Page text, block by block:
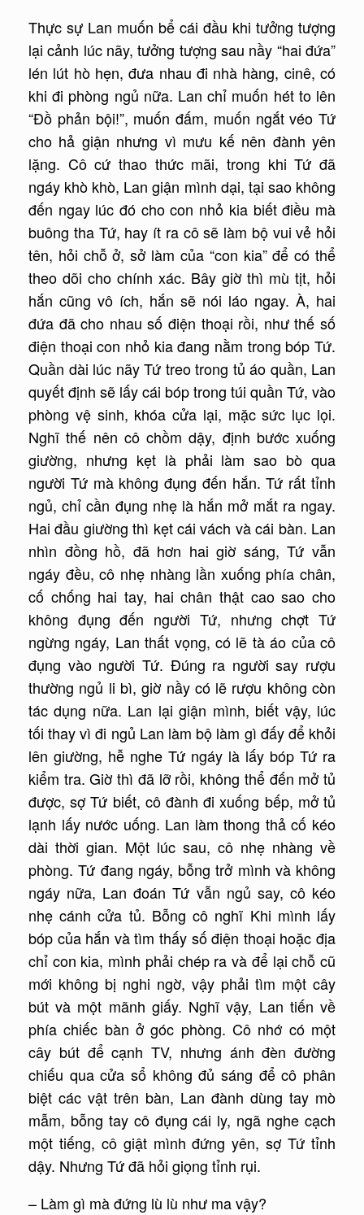
Thực sự Lan muốn bể cái đầu khi tưởng tượng
lại cảnh lúc nãy, tưởng tượng sau nầy “hai đứa”
lén lút hò hẹn, đưa nhau đi nhà hàng, cinê, có
khi đi phòng ngủ nữa. Lan chỉ muốn hét to lên
“Đồ phản bội!”, muốn đấm, muốn ngắt véo Tứ
cho hả giận nhưng vì mưu kế nên đành yên
lặng. Cô cứ thao thức mãi, trong khi Tứ đã
ngáy khò khò, Lan giận mình dại, tại sao không
đến ngay lúc đó cho con nhỏ kia biết điều mà
buông tha Tứ, hay ít ra cô sẽ làm bộ vui vẻ hỏi
tên, hỏi chỗ ở, sở làm của “con kia” để có thể
theo dõi cho chính xác. Bây giờ thì mù tịt, hỏi
hắn cũng vô ích, hắn sẽ nói láo ngay. À, hai
đứa đã cho nhau số điện thoại rồi, như thế số
điện thoại con nhỏ kia đang nằm trong bóp Tứ.
Quần dài lúc nãy Tứ treo trong tủ áo quần, Lan
quyết định sẽ lấy cái bóp trong túi quần Tứ, vào
phòng vệ sinh, khóa cửa lại, mặc sức lục lọi.
Nghĩ thế nên cô chồm dậy, định bước xuống
giường, nhưng kẹt là phải làm sao bò qua
người Tứ mà không đụng đến hắn. Tứ rất tỉnh
ngủ, chỉ cần đụng nhẹ là hắn mở mắt ra ngay.
Hai đầu giường thì kẹt cái vách và cái bàn. Lan
nhìn đồng hồ, đã hơn hai giờ sáng, Tứ vẫn
ngáy đều, cô nhẹ nhàng lần xuống phía chân,
cố chống hai tay, hai chân thật cao sao cho
không đụng đến người Tứ, nhưng chợt Tứ
ngừng ngáy, Lan thất vọng, có lẽ tà áo của cô
đụng vào người Tứ. Đúng ra người say rượu
thường ngủ li bì, giờ nầy có lẽ rượu không còn
tác dụng nữa. Lan lại giận mình, biết vậy, lúc
tối thay vì đi ngủ Lan làm bộ làm gì đấy để khỏi
lên giường, hễ nghe Tứ ngáy là lấy bóp Tứ ra
kiểm tra. Giờ thì đã lỡ rồi, không thể đến mở tủ
được, sợ Tứ biết, cô đành đi xuống bếp, mở tủ
lạnh lấy nước uống. Lan làm thong thả cố kéo
dài thời gian. Một lúc sau, cô nhẹ nhàng về
phòng. Tứ đang ngáy, bỗng trở mình và không
ngáy nữa, Lan đoán Tứ vẫn ngủ say, cô kéo
nhẹ cánh cửa tủ. Bỗng cô nghĩ Khi mình lấy
bóp của hắn và tìm thấy số điện thoại hoặc địa
chỉ con kia, mình phải chép ra và để lại chỗ cũ
mới không bị nghi ngờ, vậy phải tìm một cây
bút và một mãnh giấy. Nghĩ vậy, Lan tiến về
phía chiếc bàn ở góc phòng. Cô nhớ có một
cây bút để cạnh TV, nhưng ánh đèn đường
chiếu qua cửa sổ không đủ sáng để cô phân
biệt các vật trên bàn, Lan đành dùng tay mò
mẫm, bỗng tay cô đụng cái ly, ngã nghe cạch
một tiếng, cô giật mình đứng yên, sợ Tứ tỉnh
dậy. Nhưng Tứ đã hỏi giọng tỉnh rụi.
– Làm gì mà đứng lù lù như ma vậy?